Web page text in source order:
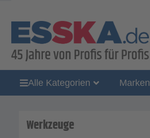
Alle Kategorien Marken
Werkzeuge